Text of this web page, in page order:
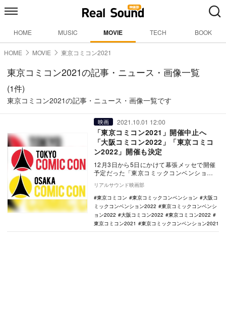
HOME MUSIC MOVIE TECH BOOK
HOME MOVIE 東京コミコン2021
東京コミコン2021の記事・ニュース・画像一覧
(1件)
東京コミコン2021の記事・ニュース・画像一覧です
映画 2021.10.01 12:00
「東京コミコン2021」開催中止へ
「大阪コミコン2022」「東京コミコ
ン2022」開催も決定
12月3日から5日にかけて幕張メッセで開催
予定だった「東京コミックコンベンション
2021」の開催中止が決定した。 株式会社
東…
リアルサウンド映画部
東京コミコン
東京コミックコンベンション
大阪コ
ミックコンベンション2022
東京コミックコンベンシ
ョン2022
大阪コミコン2022
東京コミコン2022
東京コミコン2021
東京コミックコンベンション2021